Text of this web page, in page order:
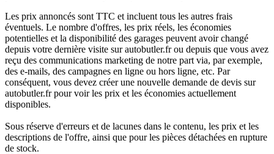
Les prix annoncés sont TTC et incluent tous les autres frais
éventuels. Le nombre d'offres, les prix réels, les économies
potentielles et la disponibilité des garages peuvent avoir changé
depuis votre dernière visite sur autobutler.fr ou depuis que vous avez
reçu des communications marketing de notre part via, par exemple,
des e-mails, des campagnes en ligne ou hors ligne, etc. Par
conséquent, vous devez créer une nouvelle demande de devis sur
autobutler.fr pour voir les prix et les économies actuellement
disponibles.
Sous réserve d'erreurs et de lacunes dans le contenu, les prix et les
descriptions de l'offre, ainsi que pour les pièces détachées en rupture
de stock.